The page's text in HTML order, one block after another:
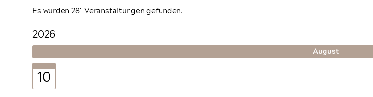
Es wurden 281 Veranstaltungen gefunden.
2026
August
10